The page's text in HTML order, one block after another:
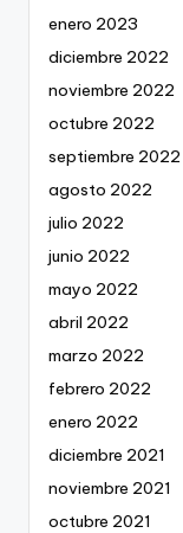
enero 2023
diciembre 2022
noviembre 2022
octubre 2022
septiembre 2022
agosto 2022
julio 2022
junio 2022
mayo 2022
abril 2022
marzo 2022
febrero 2022
enero 2022
diciembre 2021
noviembre 2021
octubre 2021